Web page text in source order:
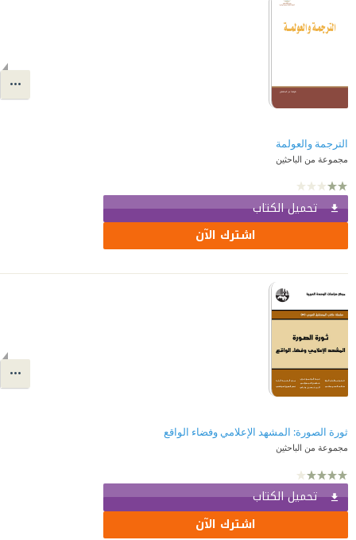
الترجمة والعولمة
مجموعة من الباحثين
تحميل الكتاب
اشترك الآن
ثورة الصورة: المشهد الإعلامي وفضاء الواقع
مجموعة من الباحثين
تحميل الكتاب
اشترك الآن